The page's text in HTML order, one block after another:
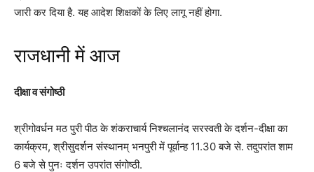
जारी कर दिया है. यह आदेश शिक्षकों के लिए लागू नहीं होगा.
राजधानी में आज
दीक्षा व संगोष्ठी
श्रीगोवर्धन मठ पुरी पीठ के शंकराचार्य निश्चलानंद सरस्वती के दर्शन-दीक्षा का
कार्यक्रम, श्रीसुदर्शन संस्थानम् भनपुरी में पूर्वान्ह 11.30 बजे से. तदुपरांत शाम
6 बजे से पुनः दर्शन उपरांत संगोष्ठी.